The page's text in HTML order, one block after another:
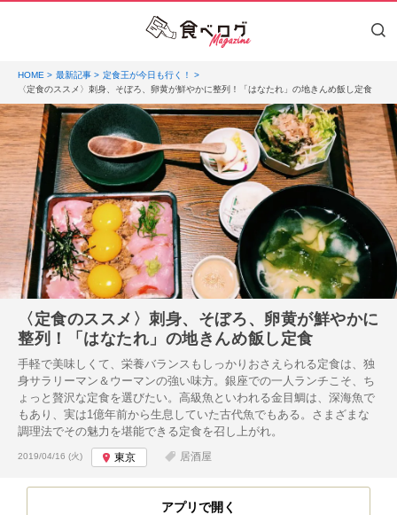
HOME 最新記事
定食王が今日も行く！
〈定食のススメ〉刺身、そぼろ、卵黄が鮮やかに整列！「はなたれ」の地きんめ飯し定食
〈定食のススメ〉刺身、そぼろ、卵黄が鮮やかに
整列！「はなたれ」の地きんめ飯し定食
手軽で美味しくて、栄養バランスもしっかりおさえられる定食は、独
身サラリーマン＆ウーマンの強い味方。銀座での一人ランチこそ、ち
ょっと贅沢な定食を選びたい。高級魚といわれる金目鯛は、深海魚で
もあり、実は1億年前から生息していた古代魚でもある。さまざまな
調理法でその魅力を堪能できる定食を召し上がれ。
投稿日:
2019/04/16 (火) 東京 居酒屋
アプリで開く